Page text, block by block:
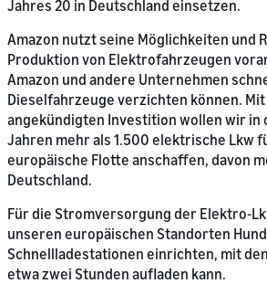
Jahres 20 in Deutschland einsetzen.
Amazon nutzt seine Möglichkeiten und
Produktion von Elektrofahrzeugen
Amazon und andere Unternehmen
Dieselfahrzeuge verzichten können.
angekündigten Investition wollen wir in
Jahren mehr als 1.500 elektrische Lkw
europäische Flotte anschaffen, davon
Deutschland.
Für die Stromversorgung der Elektro-
unseren europäischen Standorten
Schnellladestationen einrichten, mit
etwa zwei Stunden aufladen kann.